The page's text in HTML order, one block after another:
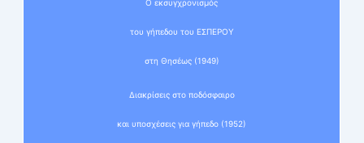
Ο εκσυγχρονισμός
του γήπεδου του ΕΣΠΕΡΟΥ
στη Θησέως (1949)
Διακρίσεις στο ποδόσφαιρο
και υποσχέσεις για γήπεδο (1952)